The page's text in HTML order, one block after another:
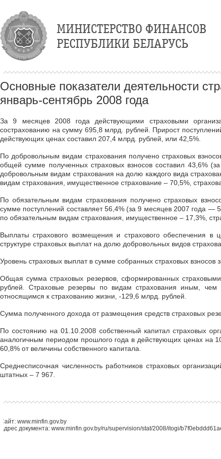
Основные показатели деятельности
январь-сентябрь 2008 года
За 9 месяцев 2008 года действующими страховыми
сострахованию на сумму 695,8 млрд. рублей. Прирост
действующих ценах составил 207,4 млрд. рублей, или 42,5%.
По добровольным видам страхования получено страховых
общей сумме полученных страховых взносов составил 43,6%
добровольным видам страхования на долю каждого вида
видам страхования, имущественное страхование – 70,5%,
По обязательным видам страхования получено страховых
сумме поступлений составляет 56,4% (за 9 месяцев 2007 года —
по обязательным видам страхования, имущественное – 17,3%,
Выплаты страхового возмещения и страхового обеспечения
структуре страховых выплат на долю добровольных видов
Уровень страховых выплат в сумме собранных страховых взносов
Общая сумма страховых резервов, сформированных
рублей. Страховые резервы по видам страхования иным,
относящимся к страхованию жизни, -129,6 млрд. рублей.
Сумма полученного дохода от размещения средств страховых
По состоянию на 01.10.2008 собственный капитал страховых
аналогичным периодом прошлого года в действующих ценах на
60,8% от величины собственного капитала.
Среднесписочная численность работников страховых
штатных – 7 967.
Сайт: www.minfin.gov.by
Адрес документа: www.minfin.gov.by/ru/supervision/stat/2008/itogi/